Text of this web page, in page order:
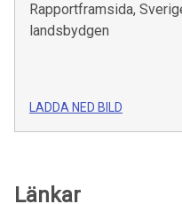
Rapportframsida,
landsbydgen
LADDA NED BILD
Länkar